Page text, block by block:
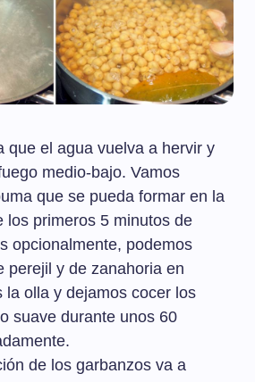
que el agua vuelva a hervir y
medio-bajo. Vamos
que se pueda formar en la
los primeros 5 minutos de
opcionalmente, podemos
perejil y de zanahoria en
la olla y dejamos cocer los
suave durante unos 60
de los garbanzos va a